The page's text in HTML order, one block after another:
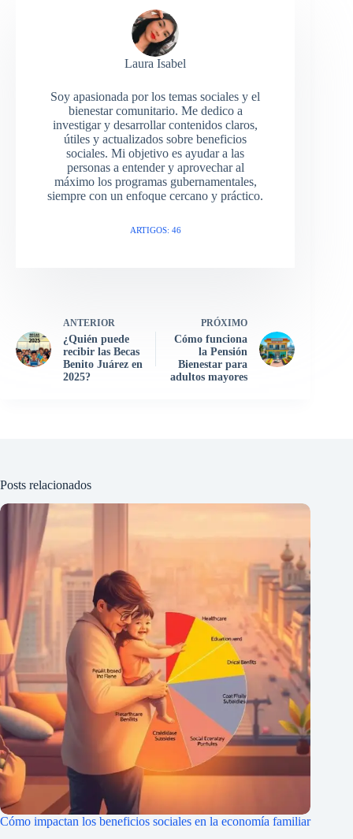
Laura Isabel
Soy apasionada por los temas sociales y el
bienestar comunitario. Me dedico a
investigar y desarrollar contenidos claros,
útiles y actualizados sobre beneficios
sociales. Mi objetivo es ayudar a las
personas a entender y aprovechar al
máximo los programas gubernamentales,
siempre con un enfoque cercano y práctico.
ARTIGOS: 46
ANTERIOR
¿Quién puede
recibir las Becas
Benito Juárez en
2025?
PRÓXIMO
Cómo funciona
la Pensión
Bienestar para
adultos mayores
Posts relacionados
Cómo impactan los beneficios sociales en la economía familiar